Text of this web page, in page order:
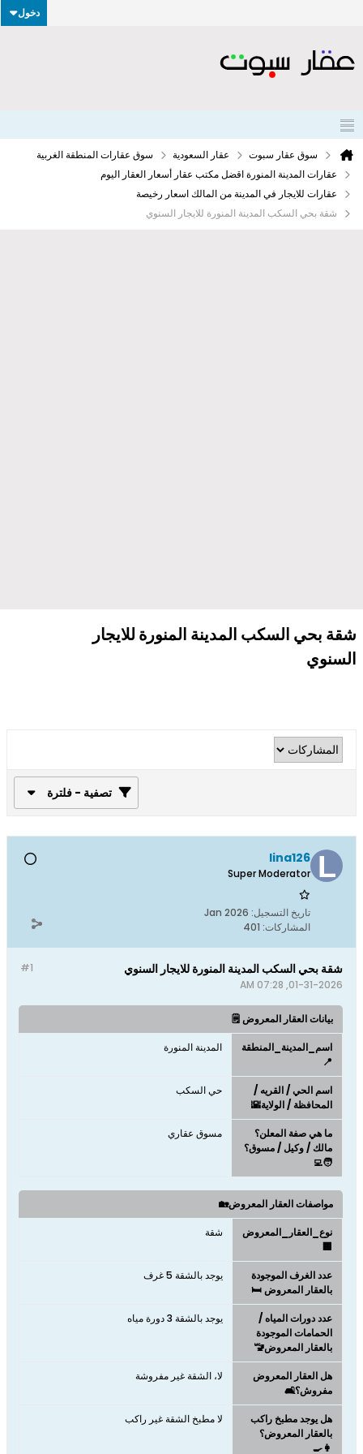
دخول
سوق عقار سبوت عقار السعودية
سوق عقارات المنطقة الغربية
عقارات المدينة المنورة اقضل مكتب عقار أسعار العقار اليوم
عقارات للايجار في المدينة من المالك اسعار رخيصة
شقة بحي السكب المدينة المنورة للايجار السنوي
شقة بحي السكب المدينة المنورة للايجار
السنوي
تصفية - فلترة
lina126
Super Moderator
تاريخ التسجيل: Jan 2026
المشاركات: 401
#1 شقة بحي السكب المدينة المنورة للايجار السنوي
01-31-2026, 07:28 AM
بيانات العقار المعروض 🗒️
اسم_المدينة_المنطقة
📍
المدينة المنورة
اسم الحي / القريه /
المحافظة / الولاية🌇
حي السكب
ما هي صفة المعلن؟
مالك / وكيل / مسوق؟
🧑‍💻
مسوق عقاري
مواصفات العقار المعروض🏡
نوع_العقار_المعروض
🏢
شقة
عدد الغرف الموجودة
بالعقار المعروض 🛏️
يوجد بالشقة 5 غرف
عدد دورات المياه /
الحمامات الموجودة
بالعقار المعروض🚾
يوجد بالشقة 3 دورة مياه
هل العقار المعروض
مفروش؟🛋️
لا، الشقة غير مفروشة
هل يوجد مطبخ راكب
بالعقار المعروض؟
👩‍🍳
لا مطبخ الشقة غير راكب